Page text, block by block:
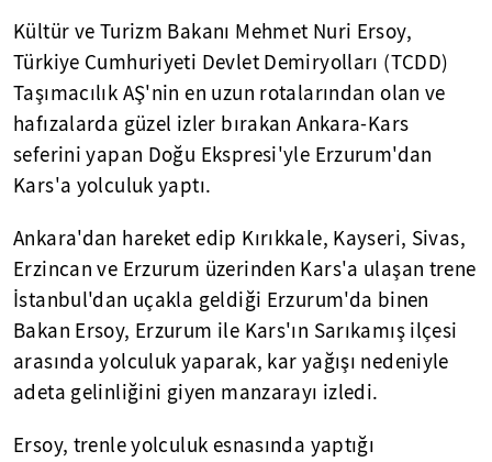
Kültür ve Turizm Bakanı Mehmet Nuri Ersoy,
Türkiye Cumhuriyeti Devlet Demiryolları (TCDD)
Taşımacılık AŞ'nin en uzun rotalarından olan ve
hafızalarda güzel izler bırakan Ankara-Kars
seferini yapan Doğu Ekspresi'yle Erzurum'dan
Kars'a yolculuk yaptı.
Ankara'dan hareket edip Kırıkkale, Kayseri, Sivas,
Erzincan ve Erzurum üzerinden Kars'a ulaşan trene
İstanbul'dan uçakla geldiği Erzurum'da binen
Bakan Ersoy, Erzurum ile Kars'ın Sarıkamış ilçesi
arasında yolculuk yaparak, kar yağışı nedeniyle
adeta gelinliğini giyen manzarayı izledi.
Ersoy, trenle yolculuk esnasında yaptığı